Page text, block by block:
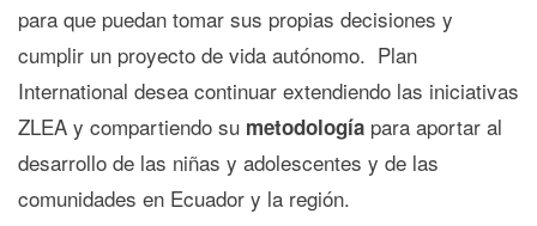
para que puedan tomar sus propias decisiones y
cumplir un proyecto de vida autónomo. Plan
International desea continuar extendiendo las iniciativas
ZLEA y compartiendo su metodología para aportar al
desarrollo de las niñas y adolescentes y de las
comunidades en Ecuador y la región.